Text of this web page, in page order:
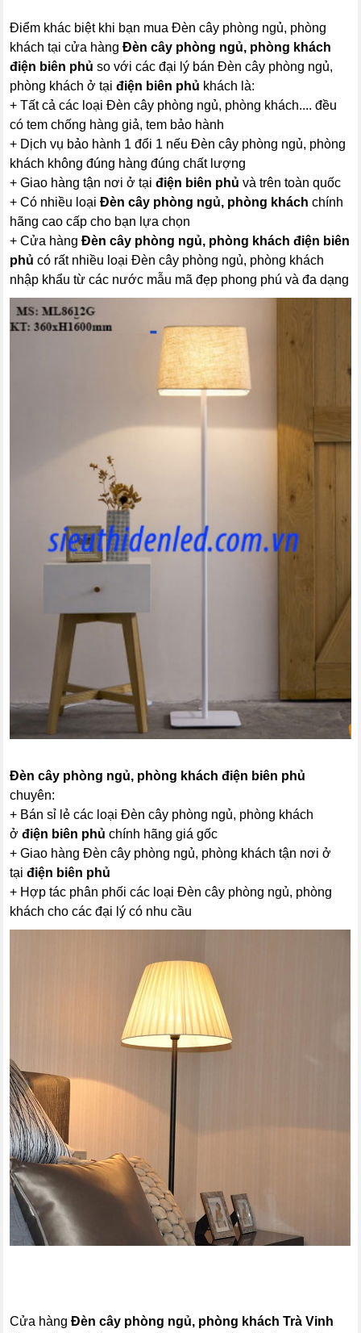
Điểm khác biệt khi bạn mua Đèn cây phòng ngủ, phòng
khách tại cửa hàngĐèn cây phòng ngủ, phòng khách
điện biên phủ so với các đại lý bán Đèn cây phòng ngủ,
phòng khách ở tạiđiện biên phủ khách là:
+ Tất cả các loại Đèn cây phòng ngủ, phòng khách.... đều
có tem chống hàng giả, tem bảo hành
+ Dịch vụ bảo hành 1 đổi 1 nếu Đèn cây phòng ngủ, phòng
khách không đúng hàng đúng chất lượng
+ Giao hàng tận nơi ở tạiđiện biên phủ và trên toàn quốc
+ Có nhiều loạiĐèn cây phòng ngủ, phòng khách chính
hãng cao cấp cho bạn lựa chọn
+ Cửa hàngĐèn cây phòng ngủ, phòng kháchđiện biên
phủ có rất nhiều loại Đèn cây phòng ngủ, phòng khách
nhập khẩu từ các nước mẫu mã đẹp phong phú và đa dạng
Đèn cây phòng ngủ, phòng kháchđiện biên phủ
chuyên:
+ Bán sỉ lẻ các loại Đèn cây phòng ngủ, phòng khách
ởđiện biên phủ chính hãng giá gốc
+ Giao hàng Đèn cây phòng ngủ, phòng khách tận nơi ở
tạiđiện biên phủ
+ Hợp tác phân phối các loại Đèn cây phòng ngủ, phòng
khách cho các đại lý có nhu cầu
Cửa hàngĐèn cây phòng ngủ, phòng khách Trà Vinh